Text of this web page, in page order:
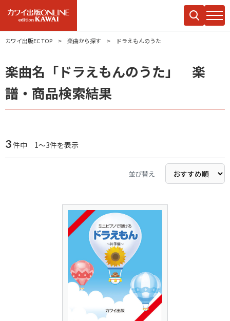
カワイ出版EC TOP 楽曲から探す ドラえもんのうた
楽曲名「ドラえもんのうた」 楽
譜・商品検索結果
3件中 1～3件を表示
並び替え